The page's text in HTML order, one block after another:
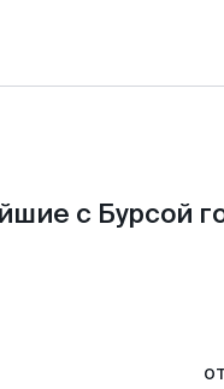
с Бурсой
от